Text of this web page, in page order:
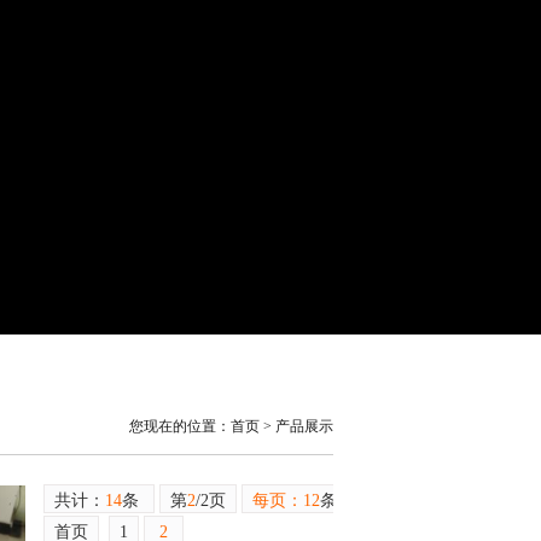
您现在的位置： 首页 > 产品展示
共计： 14条 第2/2页 每页：12条
首页
1 2